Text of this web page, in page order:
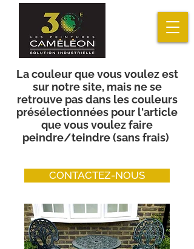
La couleur que vous voulez est
sur notre site, mais ne se
retrouve pas dans les couleurs
présélectionnées pour l'article
que vous voulez faire
peindre/teindre (sans frais)
CONTACTEZ-NOUS